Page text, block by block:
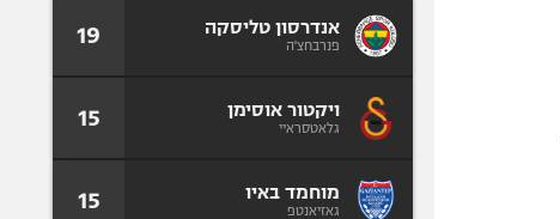
אנדרסון טליסקה
פנרבחצ'ה 19
ויקטור אוסימן
גלאטסראיי 15
מוחמד באיו
גאזיאנטפ 15